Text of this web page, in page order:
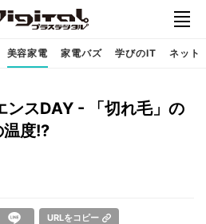
美容家電 家電バズ 学びのIT ネット
ンスDAY - 「切れ毛」の
温度!?
URLをコピー